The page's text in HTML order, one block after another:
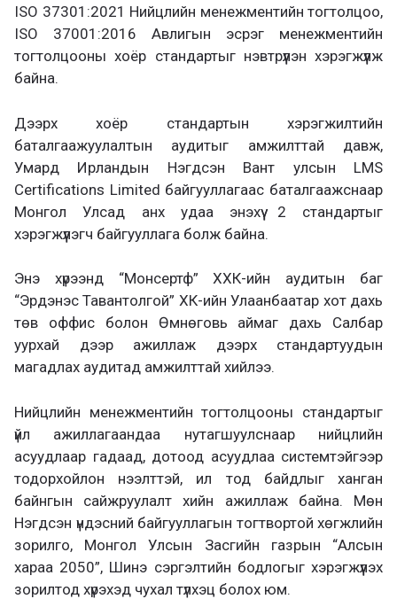
ISO 37301:2021 Нийцлийн менежментийн тогтолцоо,
ISO 37001:2016 Авлигын эсрэг менежментийн
тогтолцооны хоёр стандартыг нэвтрүүлэн хэрэгжүүлж
байна.
Дээрх хоёр стандартын хэрэгжилтийн
баталгаажуулалтын аудитыг амжилттай давж,
Умард Ирландын Нэгдсэн Вант улсын LMS
Certifications Limited байгууллагаас баталгаажснаар
Монгол Улсад анх удаа энэхүү 2 стандартыг
хэрэгжүүлэгч байгууллага болж байна.
Энэ хүрээнд “Монсертф” ХХК-ийн аудитын баг
“Эрдэнэс Тавантолгой” ХК-ийн Улаанбаатар хот дахь
төв оффис болон Өмнөговь аймаг дахь Салбар
уурхай дээр ажиллаж дээрх стандартуудын
магадлах аудитад амжилттай хийлээ.
Нийцлийн менежментийн тогтолцооны стандартыг
үйл ажиллагаандаа нутагшуулснаар нийцлийн
асуудлаар гадаад, дотоод асуудлаа системтэйгээр
тодорхойлон нээлттэй, ил тод байдлыг ханган
байнгын сайжруулалт хийн ажиллаж байна. Мөн
Нэгдсэн үндэсний байгууллагын тогтвортой хөгжлийн
зорилго, Монгол Улсын Засгийн газрын “Алсын
хараа 2050”, Шинэ сэргэлтийн бодлогыг хэрэгжүүлэх
зорилтод хүрэхэд чухал түлхэц болох юм.